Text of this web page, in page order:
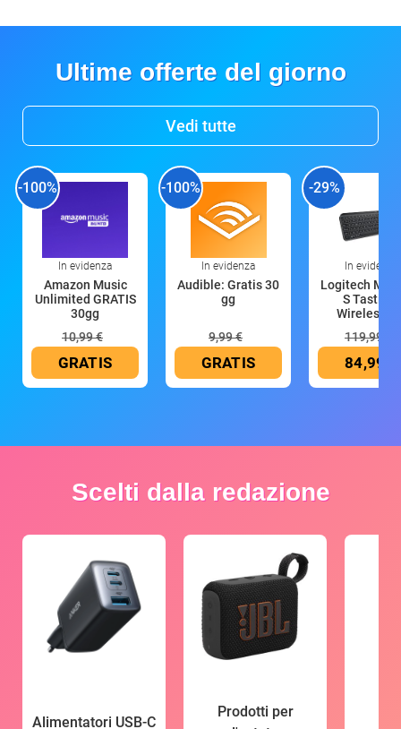
Ultime offerte del giorno
Vedi tutte
-100%
In evidenza
Amazon Music
Unlimited GRATIS
30gg
10,99 €
GRATIS
-100%
In evidenza
Audible: Gratis 30
gg
9,99 €
GRATIS
-29%
In evidenza
Logitech MX
S Tastiera
Wireless
119,99 €
84,99 €
Scelti dalla redazione
Alimentatori USB-C
Prodotti per